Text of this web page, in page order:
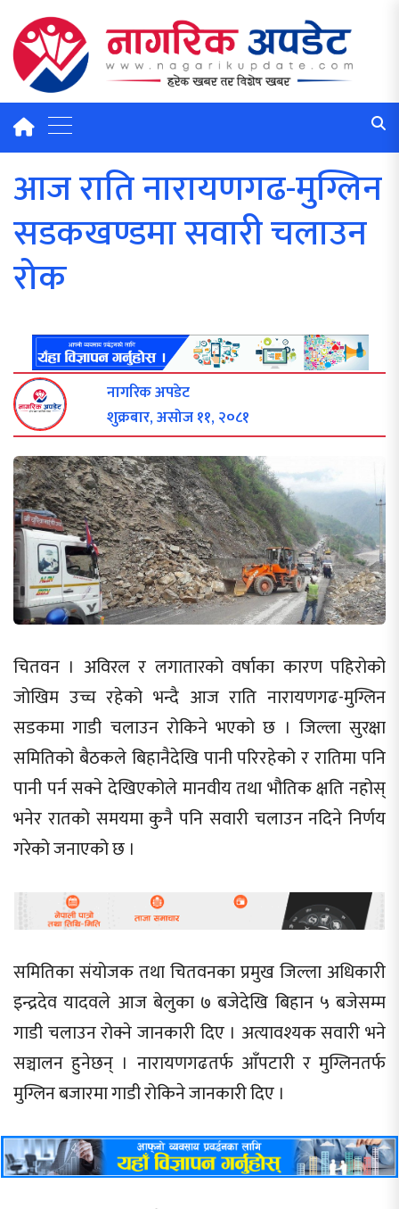
आज राति नारायणगढ-मुग्लिन
सडकखण्डमा सवारी चलाउन
रोक
नागरिक अपडेट
शुक्रबार, असोज ११, २०८१
चितवन । अविरल र लगातारको वर्षाका कारण पहिरोको
जोखिम उच्च रहेको भन्दै आज राति नारायणगढ-मुग्लिन
सडकमा गाडी चलाउन रोकिने भएको छ । जिल्ला सुरक्षा
समितिको बैठकले बिहानैदेखि पानी परिरहेको र रातिमा पनि
पानी पर्न सक्ने देखिएकोले मानवीय तथा भौतिक क्षति नहोस्
भनेर रातको समयमा कुनै पनि सवारी चलाउन नदिने निर्णय
गरेको जनाएको छ ।
समितिका संयोजक तथा चितवनका प्रमुख जिल्ला अधिकारी
इन्द्रदेव यादवले आज बेलुका ७ बजेदेखि बिहान ५ बजेसम्म
गाडी चलाउन रोक्ने जानकारी दिए । अत्यावश्यक सवारी भने
सञ्चालन हुनेछन् । नारायणगढतर्फ आँपटारी र मुग्लिनतर्फ
मुग्लिन बजारमा गाडी रोकिने जानकारी दिए ।